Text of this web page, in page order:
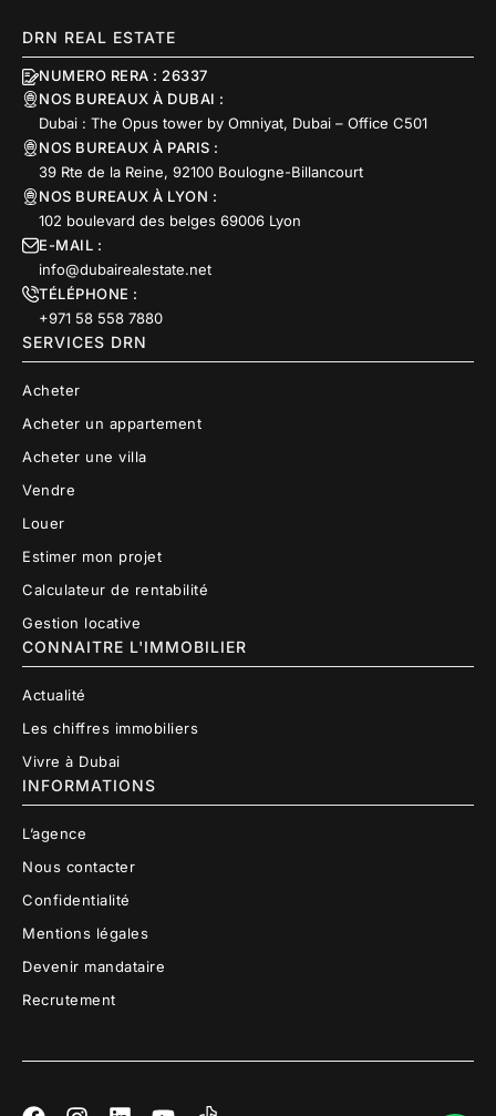
DRN REAL ESTATE
NUMERO RERA : 26337
NOS BUREAUX À DUBAI :
Dubai : The Opus tower by Omniyat, Dubai – Office C501
NOS BUREAUX À PARIS :
39 Rte de la Reine, 92100 Boulogne-Billancourt
NOS BUREAUX À LYON :
102 boulevard des belges 69006 Lyon
E-MAIL :
info@dubairealestate.net
TÉLÉPHONE :
+971 58 558 7880
SERVICES DRN
Acheter
Acheter un appartement
Acheter une villa
Vendre
Louer
Estimer mon projet
Calculateur de rentabilité
Gestion locative
CONNAITRE L'IMMOBILIER
Actualité
Les chiffres immobiliers
Vivre à Dubai
INFORMATIONS
L’agence
Nous contacter
Confidentialité
Mentions légales
Devenir mandataire
Recrutement